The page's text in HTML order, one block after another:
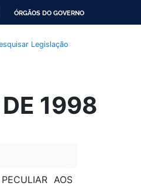
ÓRGÃOS DO GOVERNO
Legislação
1998
AOS